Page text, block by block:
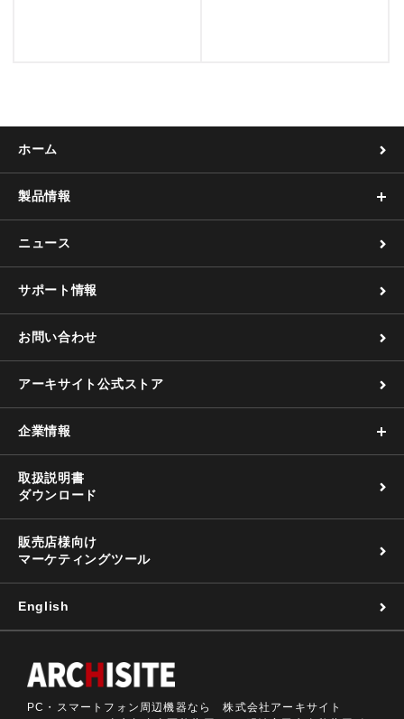
ホーム
製品情報
ニュース
サポート情報
お問い合わせ
アーキサイト公式ストア
企業情報
取扱説明書
ダウンロード
販売店様向け
マーケティングツール
English
PC・スマートフォン周辺機器なら 株式会社アーキサイト